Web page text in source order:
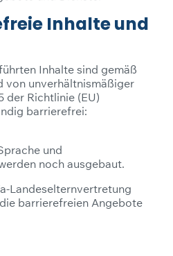
Inhalte und
Inhalte sind gemäß
von unverhältnismäßiger
der Richtlinie (EU)
barrierefrei:
und
noch ausgebaut.
Landeselternvertretung
barrierefreien Angebote